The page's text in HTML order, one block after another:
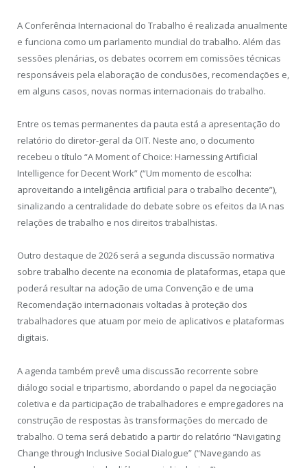
A Conferência Internacional do Trabalho é realizada anualmente
e funciona como um parlamento mundial do trabalho. Além das
sessões plenárias, os debates ocorrem em comissões técnicas
responsáveis pela elaboração de conclusões, recomendações e,
em alguns casos, novas normas internacionais do trabalho.
Entre os temas permanentes da pauta está a apresentação do
relatório do diretor-geral da OIT. Neste ano, o documento
recebeu o título “A Moment of Choice: Harnessing Artificial
Intelligence for Decent Work” (“Um momento de escolha:
aproveitando a inteligência artificial para o trabalho decente”),
sinalizando a centralidade do debate sobre os efeitos da IA nas
relações de trabalho e nos direitos trabalhistas.
Outro destaque de 2026 será a segunda discussão normativa
sobre trabalho decente na economia de plataformas, etapa que
poderá resultar na adoção de uma Convenção e de uma
Recomendação internacionais voltadas à proteção dos
trabalhadores que atuam por meio de aplicativos e plataformas
digitais.
A agenda também prevê uma discussão recorrente sobre
diálogo social e tripartismo, abordando o papel da negociação
coletiva e da participação de trabalhadores e empregadores na
construção de respostas às transformações do mercado de
trabalho. O tema será debatido a partir do relatório “Navigating
Change through Inclusive Social Dialogue” (“Navegando as